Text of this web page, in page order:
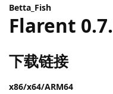
Betta_Fish
Flarent
下载链接
x86/x64/ARM64